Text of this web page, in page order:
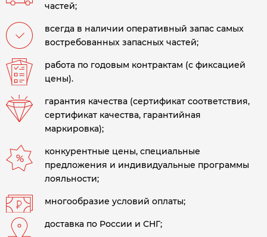
частей;
всегда в наличии оперативный запас самых
востребованных запасных частей;
работа по годовым контрактам (с фиксацией
цены).
гарантия качества (сертификат соответствия,
сертификат качества, гарантийная
маркировка);
конкурентные цены, специальные
предложения и индивидуальные программы
лояльности;
многообразие условий оплаты;
доставка по России и СНГ;